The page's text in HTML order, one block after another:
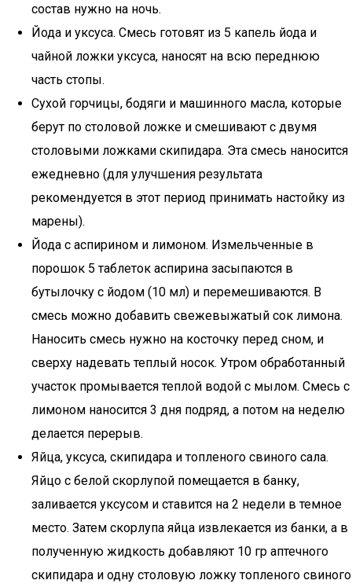
состав нужно на ночь.
Йода и уксуса. Смесь готовят из 5 капель йода и
чайной ложки уксуса, наносят на всю переднюю
часть стопы.
Сухой горчицы, бодяги и машинного масла, которые
берут по столовой ложке и смешивают с двумя
столовыми ложками скипидара. Эта смесь наносится
ежедневно (для улучшения результата
рекомендуется в этот период принимать настойку из
марены).
Йода с аспирином и лимоном. Измельченные в
порошок 5 таблеток аспирина засыпаются в
бутылочку с йодом (10 мл) и перемешиваются. В
смесь можно добавить свежевыжатый сок лимона.
Наносить смесь нужно на косточку перед сном, и
сверху надевать теплый носок. Утром обработанный
участок промывается теплой водой с мылом. Смесь с
лимоном наносится 3 дня подряд, а потом на неделю
делается перерыв.
Яйца, уксуса, скипидара и топленого свиного сала.
Яйцо с белой скорлупой помещается в банку,
заливается уксусом и ставится на 2 недели в темное
место. Затем скорлупа яйца извлекается из банки, а в
полученную жидкость добавляют 10 гр аптечного
скипидара и одну столовую ложку топленого свиного